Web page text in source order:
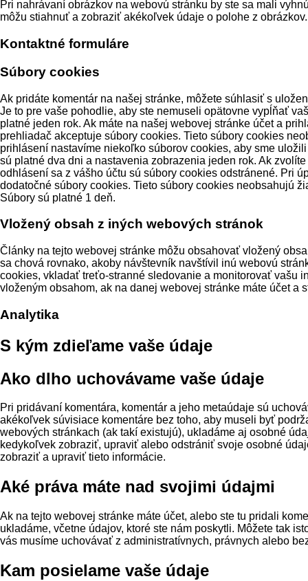
Pri nahrávaní obrázkov na webovú stránku by ste sa mali
môžu stiahnuť a zobraziť akékoľvek údaje o polohe z obrázkov.
Kontaktné formuláre
Súbory cookies
Ak pridáte komentár na našej stránke, môžete súhlasiť s
Je to pre vaše pohodlie, aby ste nemuseli opätovne vypĺňať
platné jeden rok. Ak máte na našej webovej stránke účet a
prehliadač akceptuje súbory cookies. Tieto súbory cookies
prihlásení nastavíme niekoľko súborov cookies, aby sme
sú platné dva dni a nastavenia zobrazenia jeden rok. Ak
odhlásení sa z vášho účtu sú súbory cookies odstránené. Pri
dodatočné súbory cookies. Tieto súbory cookies neobsahujú
Súbory sú platné 1 deň.
Vložený obsah z iných webových stránok
Články na tejto webovej stránke môžu obsahovať vložený
sa chová rovnako, akoby návštevník navštívil inú webovú
cookies, vkladať treťo-stranné sledovanie a monitorovať vašu
vloženým obsahom, ak na danej webovej stránke máte účet a
Analytika
S kým zdieľame vaše údaje
Ako dlho uchovávame vaše údaje
Pri pridávaní komentára, komentár a jeho metaúdaje sú
akékoľvek súvisiace komentáre bez toho, aby museli byť
webových stránkach (ak takí existujú), ukladáme aj osobné
kedykoľvek zobraziť, upraviť alebo odstrániť svoje osobné
zobraziť a upraviť tieto informácie.
Aké práva máte nad svojimi údajmi
Ak na tejto webovej stránke máte účet, alebo ste tu pridali
ukladáme, včetne údajov, ktoré ste nám poskytli. Môžete tak
vás musíme uchovávať z administratívnych, právnych alebo
Kam posielame vaše údaje